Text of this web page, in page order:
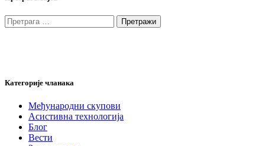
Претрага
за:
Категорије чланака
Међународни скупови
Асистивна технологија
Блог
Вести